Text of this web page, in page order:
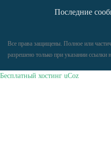
Последние
Все права защищены. Полное или
разрешено только при указании ссылки
Бесплатный хостинг uCoz